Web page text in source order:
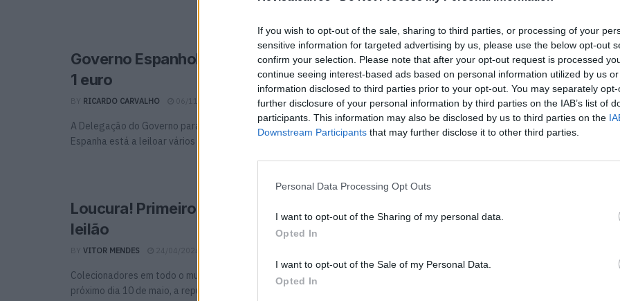
If you wish to opt-out of the sale, sharing to third parties, or processing of your
sensitive information for targeted advertising by us, please use the below opt-out
confirm your selection. Please note that after your opt-out request is processed
continue seeing interest-based ads based on personal information utilized by us
information disclosed to third parties prior to your opt-out. You may separately
further disclosure of your personal information by third parties on the IAB’s list of
participants. This information may also be disclosed by us to third parties on the
Downstream Participants that may further disclose it to other third parties.
Personal Data Processing Opt Outs
I want to opt-out of the Sharing of my personal data.
Opted In
I want to opt-out of the Sale of my Personal Data.
Opted In
Governo Espanhol leiloa carros a partir de…
1 euro
BY RICARDO CARVALHO 06/11/2024
A Delegação do Governo para o Plano Nacional de Luta contra a Droga de
Espanha está a leiloar vários carros ...
Loucura! Primeiro Fórmula 1 da Lotus vai a
leilão
BY VITOR MENDES 24/04/2024
Colecionadores em todo o mundo de olhos postos no Mónaco, onde no
próximo dia 10 de maio, a reputada casa ...